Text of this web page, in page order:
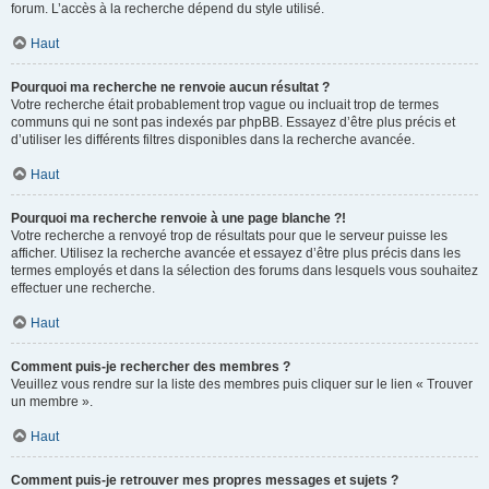
forum. L’accès à la recherche dépend du style utilisé.
Haut
Pourquoi ma recherche ne renvoie aucun résultat ?
Votre recherche était probablement trop vague ou incluait trop de termes
communs qui ne sont pas indexés par phpBB. Essayez d’être plus précis et
d’utiliser les différents filtres disponibles dans la recherche avancée.
Haut
Pourquoi ma recherche renvoie à une page blanche ?!
Votre recherche a renvoyé trop de résultats pour que le serveur puisse les
afficher. Utilisez la recherche avancée et essayez d’être plus précis dans les
termes employés et dans la sélection des forums dans lesquels vous souhaitez
effectuer une recherche.
Haut
Comment puis-je rechercher des membres ?
Veuillez vous rendre sur la liste des membres puis cliquer sur le lien « Trouver
un membre ».
Haut
Comment puis-je retrouver mes propres messages et sujets ?